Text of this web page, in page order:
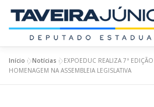
conteúdo
SOBRE O DEPUTADO
Início »Notícias »EXPOEDUC REALIZA 7ª
HOMENAGEM NA ASSEMBLEIA LEGISLATIVA